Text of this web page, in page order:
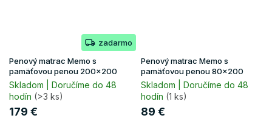
zadarmo
Penový matrac Memo s
pamäťovou penou 200x200
Skladom | Doručíme do 48
hodín (>3 ks)
179 €
Penový matrac Memo s
pamäťovou penou 80x200
Skladom | Doručíme do 48
hodín (1 ks)
89 €